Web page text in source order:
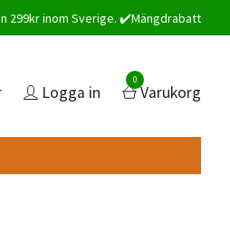
299kr inom Sverige. ✔️Mängdrabatt
Logga in
0
Varukorg